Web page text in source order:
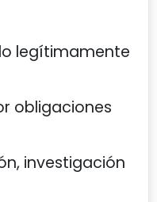
legítimamente
obligaciones
investigación